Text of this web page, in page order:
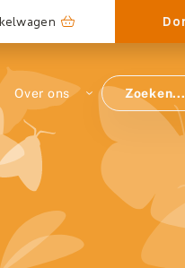
Over ons